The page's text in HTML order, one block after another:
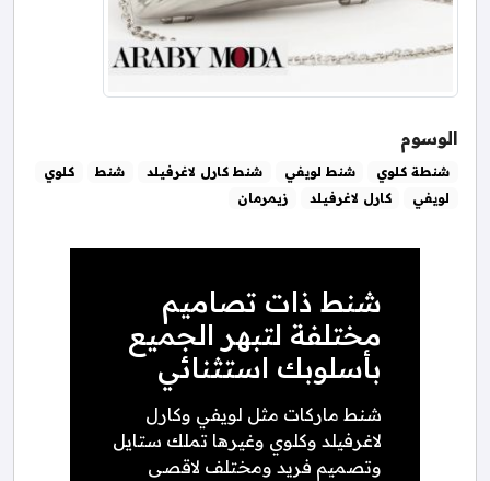
الوسوم
شنطة كلوي شنط لويفي شنط كارل لاغرفيلد شنط
كلوي
لويفي
كارل لاغرفيلد زيمرمان
شنط ذات تصاميم
مختلفة لتبهر الجميع
بأسلوبك استثنائي
شنط ماركات مثل لويفي وكارل
لاغرفيلد وكلوي وغيرها تملك ستايل
وتصميم فريد ومختلف لاقصى